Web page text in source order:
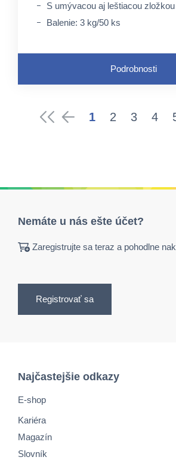
S umývacou aj leštiacou zložkou
Balenie: 3 kg/50 ks
Podrobnosti
1 2 3 4
Nemáte u nás ešte účet?
Zaregistrujte sa teraz a pohodlne
Registrovať sa
Najčastejšie odkazy
E-shop
Kariéra
Magazín
Slovník